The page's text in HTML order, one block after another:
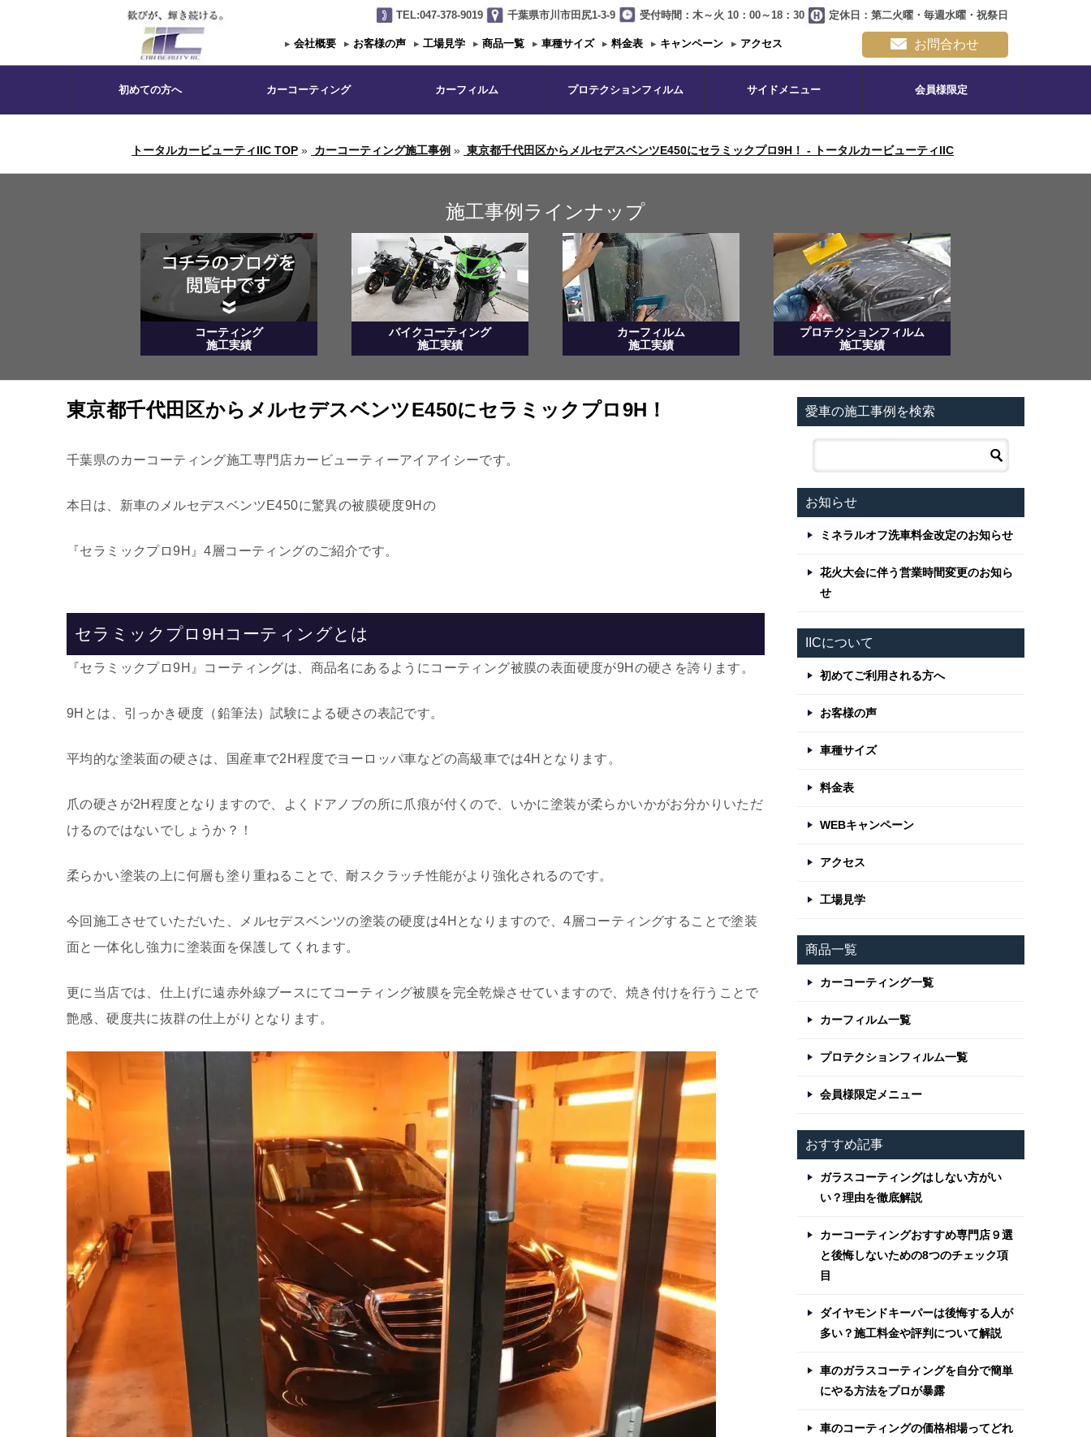
TEL:047-378-9019 千葉県市川市田尻1-3-9 受付時間：木～火 10：00～18：30 定休日：第二火曜・毎週水曜・祝祭日
▸ 会社概要 ▸ お客様の声 ▸ 工場見学 ▸ 商品一覧 ▸ 車種サイズ ▸ 料金表 ▸ キャンペーン ▸ アクセス お問合わせ
初めての方へ カーコーティング カーフィルム プロテクションフィルム サイドメニュー 会員様限定
トータルカービューティIIC TOP » カーコーティング施工事例 » 東京都千代田区からメルセデスベンツE450にセラミックプロ9H！ - トータルカービューティIIC
施工事例ラインナップ
コーティング
施工実績
バイクコーティング
施工実績
カーフィルム
施工実績
プロテクションフィルム
施工実績
東京都千代田区からメルセデスベンツE450にセラミックプロ9H！
千葉県のカーコーティング施工専門店カービューティーアイアイシーです。
本日は、新車のメルセデスベンツE450に驚異の被膜硬度9Hの
『セラミックプロ9H』4層コーティングのご紹介です。
セラミックプロ9Hコーティングとは
『セラミックプロ9H』コーティングは、商品名にあるようにコーティング被膜の表面硬度が9Hの硬さを誇ります。
9Hとは、引っかき硬度（鉛筆法）試験による硬さの表記です。
平均的な塗装面の硬さは、国産車で2H程度でヨーロッパ車などの高級車では4Hとなります。
爪の硬さが2H程度となりますので、よくドアノブの所に爪痕が付くので、いかに塗装が柔らかいかがお分かりいただ
けるのではないでしょうか？！
柔らかい塗装の上に何層も塗り重ねることで、耐スクラッチ性能がより強化されるのです。
今回施工させていただいた、メルセデスベンツの塗装の硬度は4Hとなりますので、4層コーティングすることで塗装
面と一体化し強力に塗装面を保護してくれます。
更に当店では、仕上げに遠赤外線ブースにてコーティング被膜を完全乾燥させていますので、焼き付けを行うことで
艶感、硬度共に抜群の仕上がりとなります。
愛車の施工事例を検索
お知らせ
ミネラルオフ洗車料金改定のお知らせ
花火大会に伴う営業時間変更のお知ら
せ
IICについて
初めてご利用される方へ
お客様の声
車種サイズ
料金表
WEBキャンペーン
アクセス
工場見学
商品一覧
カーコーティング一覧
カーフィルム一覧
プロテクションフィルム一覧
会員様限定メニュー
おすすめ記事
ガラスコーティングはしない方がい
い？理由を徹底解説
カーコーティングおすすめ専門店９選
と後悔しないための8つのチェック項
目
ダイヤモンドキーパーは後悔する人が
多い？施工料金や評判について解説
車のガラスコーティングを自分で簡単
にやる方法をプロが暴露
車のコーティングの価格相場ってどれ